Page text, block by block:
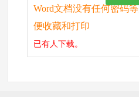
Word文档没有任何密码
便收藏和打印
已有人下载。